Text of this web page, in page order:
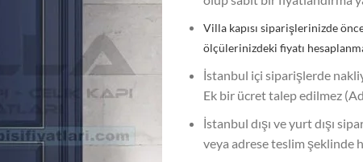
Villa kapısı siparişlerinizde
ölçülerinizdeki fiyatı
İstanbul içi siparişlerde
Ek bir ücret talep edilmez
İstanbul dışı ve yurt dışı
veya adrese teslim şeklinde